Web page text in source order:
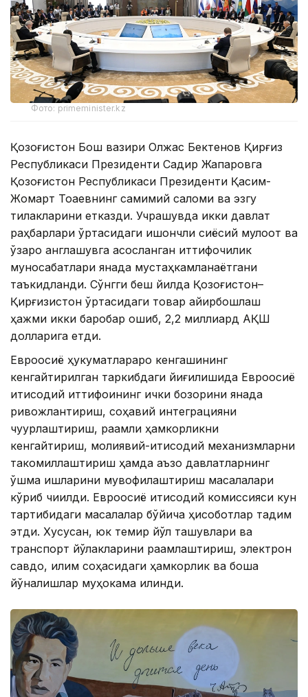
Фото: primeminister.kz
Қозоғистон Бош вазири Олжас Бектенов Қирғиз
Республикаси Президенти Садир Жапаровга
Қозоғистон Республикаси Президенти Қасим-
Жомарт Тоқаевнинг самимий саломи ва эзгу
тилакларини етказди. Учрашувда икки давлат
раҳбарлари ўртасидаги ишончли сиёсий мулоқот ва
ўзаро англашувга асосланган иттифоқчилик
муносабатлари янада мустаҳкамланаётгани
таъкидланди. Сўнгги беш йилда Қозоғистон–
Қирғизистон ўртасидаги товар айирбошлаш
ҳажми икки баробар ошиб, 2,2 миллиард АҚШ
долларига етди.
Евроосиё ҳукуматлараро кенгашининг
кенгайтирилган таркибдаги йиғилишида Евроосиё
иқтисодий иттифоқининг ички бозорини янада
ривожлантириш, соҳавий интеграцияни
чуқурлаштириш, рақамли ҳамкорликни
кенгайтириш, молиявий-иқтисодий механизмларни
такомиллаштириш ҳамда аъзо давлатларнинг
қўшма ишларини мувофиқлаштириш масалалари
кўриб чиқилди. Евроосиё иқтисодий комиссияси кун
тартибидаги масалалар бўйича ҳисоботлар тақдим
этди. Хусусан, юк темир йўл ташувлари ва
транспорт йўлакларини рақамлаштириш, электрон
савдо, иқлим соҳасидаги ҳамкорлик ва бошқа
йўналишлар муҳокама қилинди.